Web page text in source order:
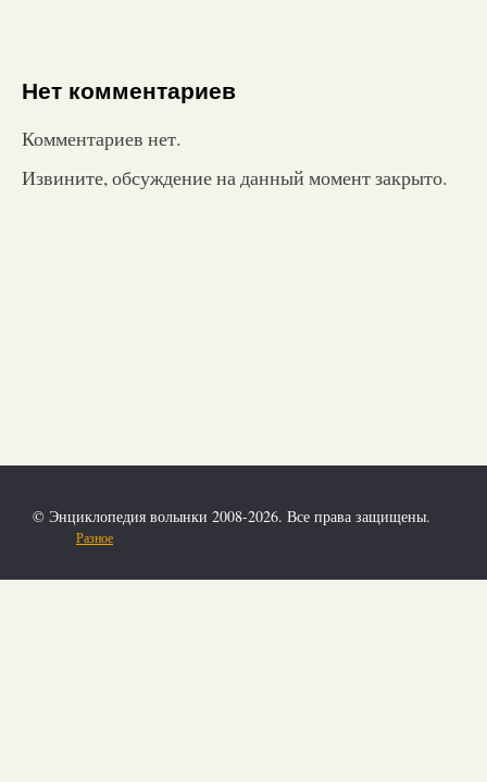
Нет комментариев
Комментариев нет.
Извините, обсуждение на данный момент закрыто.
© Энциклопедия волынки 2008-2026. Все права защищены.
Разное